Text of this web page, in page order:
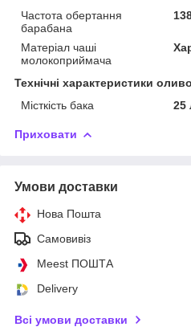
Частота обертання
барабана
Матеріал чаші
молокоприймача
Технічні характеристики
Місткість бака
25
Приховати
Умови доставки
Нова Пошта
Самовивіз
Meest ПОШТА
Delivery
Всі умови доставки